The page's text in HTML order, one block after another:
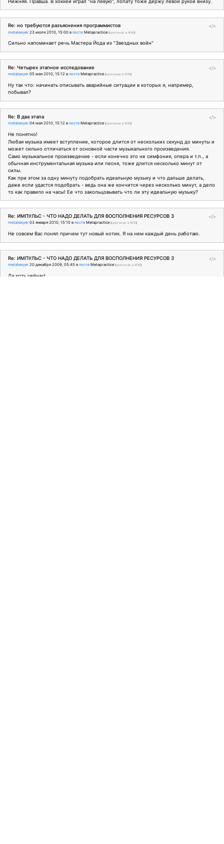
Нижняя. Правша. В хоккей играл "на левую", лопату тоже держу левой рукой внизу.
</>
Re: но требуются разъяснения программистов
metalawyer 23 июля 2010, 15:00 в посте Metapractice (оригинал в ЖЖ)
Сильно напоминает речь Мастера Йода из "Звездных войн"
</>
Re: Четырех этапное исследование
metalawyer 05 мая 2010, 15:12 в посте Metapractice (оригинал в ЖЖ)
Ну так что: начинать описывать аварийные ситуации в которых я, например,
побывал?
</>
Re: В два этапа
metalawyer 04 мая 2010, 15:12 в посте Metapractice (оригинал в ЖЖ)
Не понятно!
Любая музыка имеет вступление, которое длится от нескольких секунд до минуты и
может сильно отличаться от основной части музыкального произведения.
Само музыкальное произведение - если конечно это не симфония, опера и т.п., а
обычная инструментальная музыка или песня, тоже длится несколько минут от
силы.
Как при этом за одну минуту подобрать идеальную музыку и что дальше делать,
даже если удастся подобрать - ведь она же кончится через несколько минут, а дело
то как правило на часы! Ее что закольцовывать что ли эту идеальную музыку?
</>
Re: ИМПУЛЬС - ЧТО НАДО ДЕЛАТЬ ДЛЯ ВОСПОЛНЕНИЯ РЕСУРСОВ З
metalawyer 03 января 2010, 15:10 в посте Metapractice (оригинал в ЖЖ)
Не совсем Вас понял причем тут новый нотик. Я на нем каждый день работаю.
</>
Re: ИМПУЛЬС - ЧТО НАДО ДЕЛАТЬ ДЛЯ ВОСПОЛНЕНИЯ РЕСУРСОВ З
metalawyer 20 декабря 2009, 05:45 в посте Metapractice (оригинал в ЖЖ)
Да хоть сейчас!